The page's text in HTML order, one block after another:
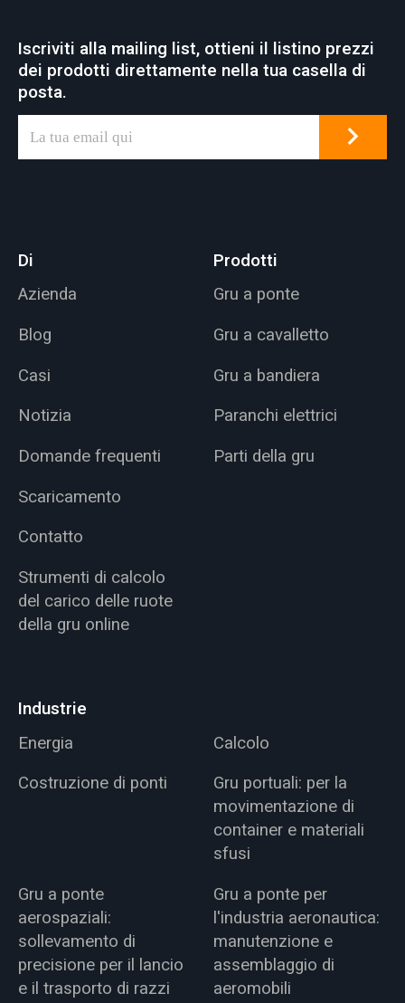
Iscriviti alla mailing list, ottieni il listino prezzi
dei prodotti direttamente nella tua casella di
posta.
Di
Azienda
Blog
Casi
Notizia
Domande frequenti
Scaricamento
Contatto
Strumenti di calcolo
del carico delle ruote
della gru online
Prodotti
Gru a ponte
Gru a cavalletto
Gru a bandiera
Paranchi elettrici
Parti della gru
Industrie
Energia
Calcolo
Costruzione di ponti
Gru portuali: per la
movimentazione di
container e materiali
sfusi
Gru a ponte
aerospaziali:
sollevamento di
precisione per il lancio
e il trasporto di razzi
Gru a ponte per
l'industria aeronautica:
manutenzione e
assemblaggio di
aeromobili